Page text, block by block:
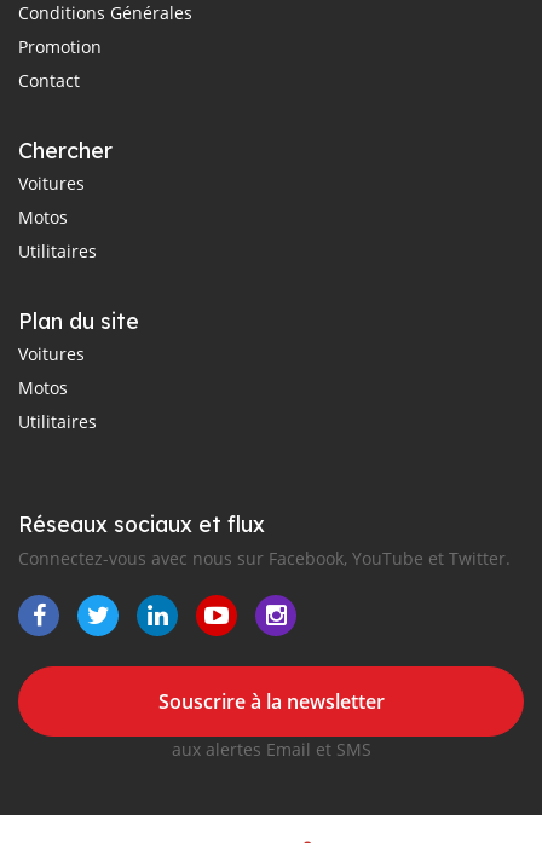
Conditions Générales
Promotion
Contact
Chercher
Voitures
Motos
Utilitaires
Plan du site
Voitures
Motos
Utilitaires
Réseaux sociaux et flux
Connectez-vous avec nous sur Facebook, YouTube et Twitter.
Souscrire à la newsletter
aux alertes Email et SMS